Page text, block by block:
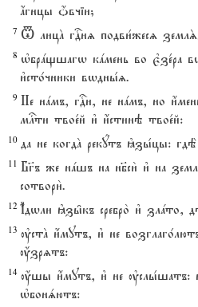
ѓгнцы џвчіи;
7 T лицA гDнz подви1жесz
8 њбрaщшагw кaмень во є3зе1ра
и3сто1чники вwдны1z.
9 Не нaмъ, гDи, не нaмъ, но
млcти твое1й и3 и4стинэ твое1й:
10 да не когдA рекyтъ kзы1цы: гдЁ
11 Бг7ъ же нaшъ на нб7си2 и3 на
сотвори2.
12І4дwли kзы6къ сребро2 и3 злaто,
13 ўстA и4мутъ, и3 не
ќзрzтъ:
14 ќшы и4мутъ, и3 не ўслы1шатъ:
њбонsютъ: